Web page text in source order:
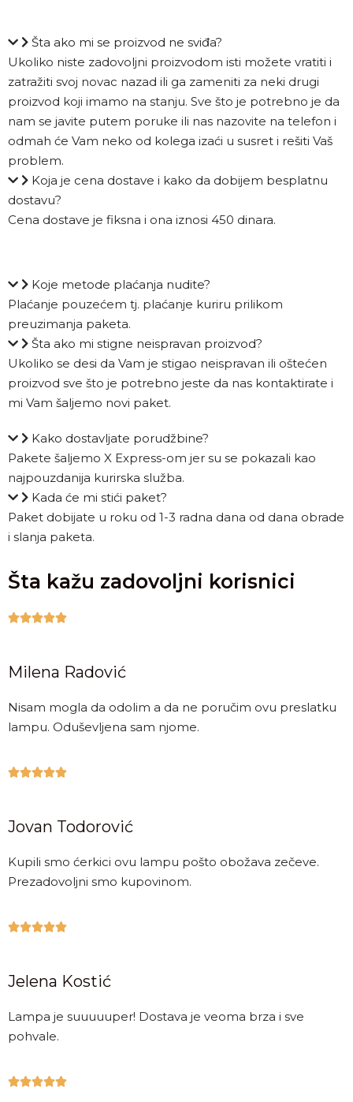
Šta ako mi se proizvod ne sviđa?
Ukoliko niste zadovoljni proizvodom isti možete vratiti i
zatražiti svoj novac nazad ili ga zameniti za neki drugi
proizvod koji imamo na stanju. Sve što je potrebno je da
nam se javite putem poruke ili nas nazovite na telefon i
odmah će Vam neko od kolega izaći u susret i rešiti Vaš
problem.
Koja je cena dostave i kako da dobijem besplatnu
dostavu?
Cena dostave je fiksna i ona iznosi 450 dinara.
Koje metode plaćanja nudite?
Plaćanje pouzećem tj. plaćanje kuriru prilikom
preuzimanja paketa.
Šta ako mi stigne neispravan proizvod?
Ukoliko se desi da Vam je stigao neispravan ili oštećen
proizvod sve što je potrebno jeste da nas kontaktirate i
mi Vam šaljemo novi paket.
Kako dostavljate porudžbine?
Pakete šaljemo X Express-om jer su se pokazali kao
najpouzdanija kurirska služba.
Kada će mi stići paket?
Paket dobijate u roku od 1-3 radna dana od dana obrade
i slanja paketa.
Šta kažu zadovoljni korisnici

Milena Radović
Nisam mogla da odolim a da ne poručim ovu preslatku
lampu. Oduševljena sam njome.

Jovan Todorović
Kupili smo ćerkici ovu lampu pošto obožava zečeve.
Prezadovoljni smo kupovinom.

Jelena Kostić
Lampa je suuuuuper! Dostava je veoma brza i sve
pohvale.
